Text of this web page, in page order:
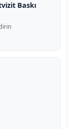
Baskı